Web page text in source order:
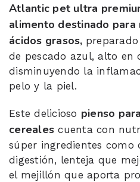
Atlantic pet ultra
alimento destinado
ácidos grasos,
de pescado azul, alto en
disminuyendo la
pelo y la piel.
Este delicioso pienso
cereales cuenta con
súper ingredientes como
digestión, lenteja que
el mejillón que aporta